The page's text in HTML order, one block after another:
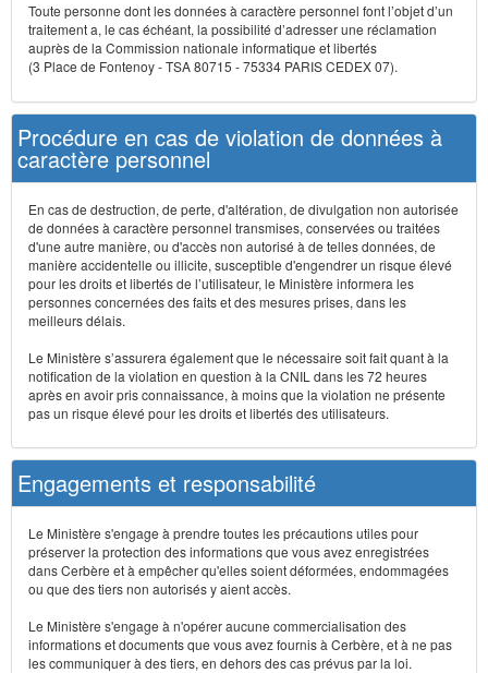
Toute personne dont les données à caractère personnel font l’objet d’un
traitement a, le cas échéant, la possibilité d’adresser une réclamation
auprès de la Commission nationale informatique et libertés
(3 Place de Fontenoy - TSA 80715 - 75334 PARIS CEDEX 07).
Procédure en cas de violation de données à
caractère personnel
En cas de destruction, de perte, d'altération, de divulgation non autorisée
de données à caractère personnel transmises, conservées ou traitées
d'une autre manière, ou d'accès non autorisé à de telles données, de
manière accidentelle ou illicite, susceptible d'engendrer un risque élevé
pour les droits et libertés de l’utilisateur, le Ministère informera les
personnes concernées des faits et des mesures prises, dans les
meilleurs délais.
Le Ministère s’assurera également que le nécessaire soit fait quant à la
notification de la violation en question à la CNIL dans les 72 heures
après en avoir pris connaissance, à moins que la violation ne présente
pas un risque élevé pour les droits et libertés des utilisateurs.
Engagements et responsabilité
Le Ministère s'engage à prendre toutes les précautions utiles pour
préserver la protection des informations que vous avez enregistrées
dans Cerbère et à empêcher qu'elles soient déformées, endommagées
ou que des tiers non autorisés y aient accès.
Le Ministère s'engage à n'opérer aucune commercialisation des
informations et documents que vous avez fournis à Cerbère, et à ne pas
les communiquer à des tiers, en dehors des cas prévus par la loi.